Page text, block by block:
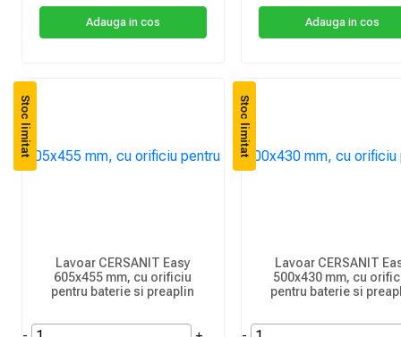
Adauga in cos Adauga in cos
Stoc limitat
Lavoar CERSANIT Easy
605x455 mm, cu orificiu
pentru baterie si preaplin
Stoc limitat
Lavoar CERSANIT
500x430 mm, cu
pentru baterie si